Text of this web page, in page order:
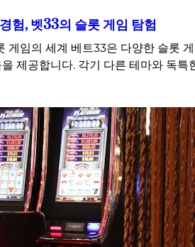
험, 벳33의 슬롯 게임 탐험
게임의 세계 베트33은 다양한 슬롯
제공합니다. 각기 다른 테마와 독특